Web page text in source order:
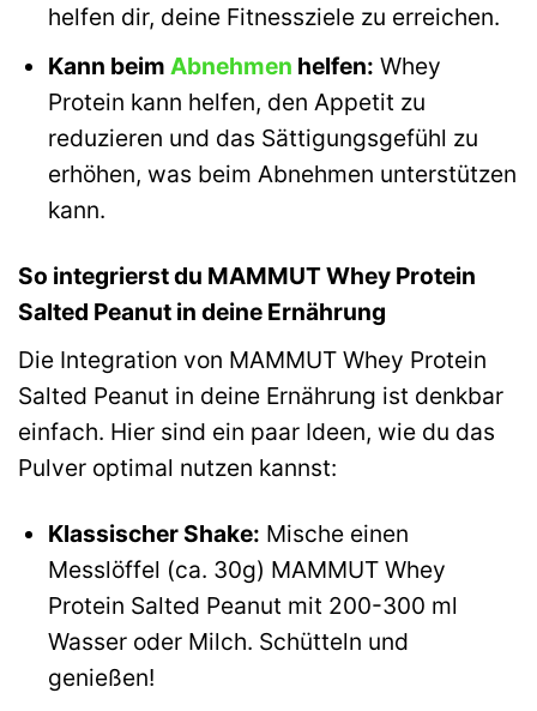
helfen dir, deine Fitnessziele zu erreichen.
Kann beim Abnehmen helfen: Whey
Protein kann helfen, den Appetit zu
reduzieren und das Sättigungsgefühl zu
erhöhen, was beim Abnehmen unterstützen
kann.
So integrierst du MAMMUT Whey Protein
Salted Peanut in deine Ernährung
Die Integration von MAMMUT Whey Protein
Salted Peanut in deine Ernährung ist denkbar
einfach. Hier sind ein paar Ideen, wie du das
Pulver optimal nutzen kannst:
Klassischer Shake: Mische einen
Messlöffel (ca. 30g) MAMMUT Whey
Protein Salted Peanut mit 200-300 ml
Wasser oder Milch. Schütteln und
genießen!